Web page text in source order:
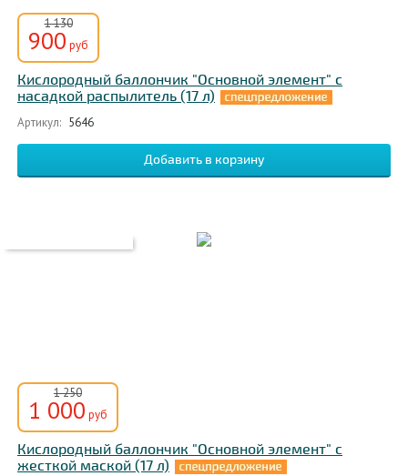
1 130
900 руб
Кислородный баллончик "Основной элемент" с
насадкой распылитель (17 л)
Артикул: 5646
1 250
1 000 руб
Кислородный баллончик "Основной элемент" с
жесткой маской (17 л)